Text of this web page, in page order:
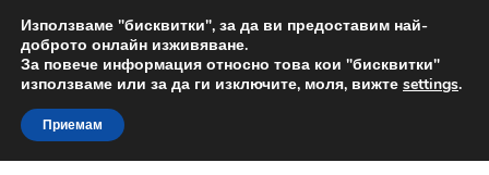
ДОСТАВКА от 12 лв.
Доставка по целия свят
Skip
to
navigation
Skip
to
content
Използваме "бисквитки", за да ви предоставим най-
доброто онлайн изживяване.
За повече информация относно това кои "бисквитки"
използваме или за да ги изключите, моля, вижте settings.
Приемам